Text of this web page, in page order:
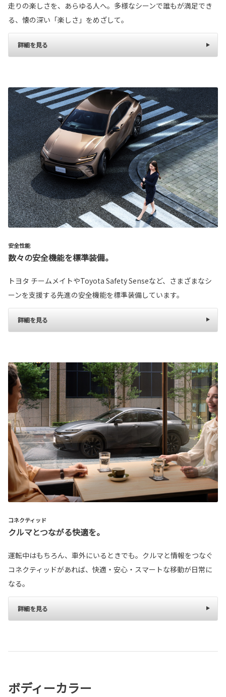
走りの楽しさを、あらゆる人へ。多様なシーンで誰もが満足でき
る、懐の深い「楽しさ」をめざして。
詳細を見る
安全性能
数々の安全機能を標準装備。
トヨタ チームメイトやToyota Safety Senseなど、さまざまなシ
ーンを支援する先進の安全機能を標準装備しています。
詳細を見る
コネクティッド
クルマとつながる快適を。
運転中はもちろん、車外にいるときでも。クルマと情報をつなぐ
コネクティッドがあれば、快適・安心・スマートな移動が日常に
なる。
詳細を見る
ボディーカラー